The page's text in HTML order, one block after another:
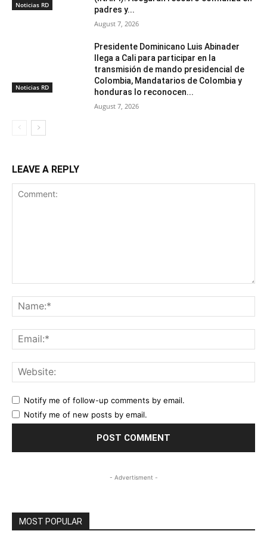
Noticias RD
padres y...
August 7, 2026
Noticias RD
Presidente Dominicano Luis Abinader
llega a Cali para participar en la
transmisión de mando presidencial de
Colombia, Mandatarios de Colombia y
honduras lo reconocen...
August 7, 2026
LEAVE A REPLY
Notify me of follow-up comments by email.
Notify me of new posts by email.
- Advertisment -
MOST POPULAR